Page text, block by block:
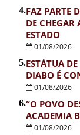
4.FAZ PARTE
DE CHEGAR
ESTADO
01/08/2026
5.ESTÁTUA
DIABO É
01/08/2026
6.“O POVO
ACADEMIA
01/08/2026